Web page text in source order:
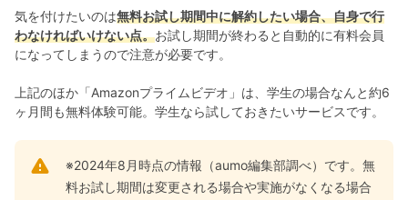
気を付けたいのは無料お試し期間中に解約したい場合、自身で行
わなければいけない点。お試し期間が終わると自動的に有料会員
になってしまうので注意が必要です。
上記のほか「Amazonプライムビデオ」は、学生の場合なんと約6
ヶ月間も無料体験可能。学生なら試しておきたいサービスです。
※2024年8月時点の情報（aumo編集部調べ）です。無
料お試し期間は変更される場合や実施がなくなる場合